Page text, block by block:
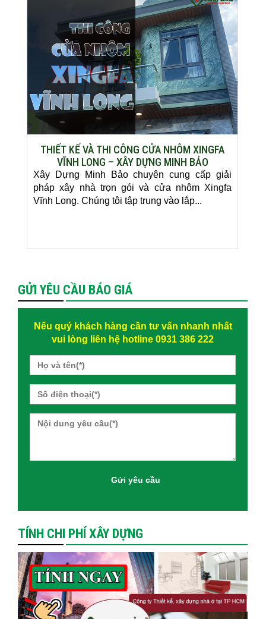
THIẾT KẾ VÀ THI CÔNG CỬA NHÔM XINGFA
VĨNH LONG – XÂY DỰNG MINH BẢO
Xây Dựng Minh Bảo chuyên cung cấp giải
pháp xây nhà trọn gói và cửa nhôm Xingfa
Vĩnh Long. Chúng tôi tập trung vào lắp...
GỬI YÊU CẦU BÁO GIÁ
Nếu quý khách hàng cần tư vấn nhanh nhất
vui lòng liên hệ hotline 0931 386 222
TÍNH CHI PHÍ XÂY DỰNG